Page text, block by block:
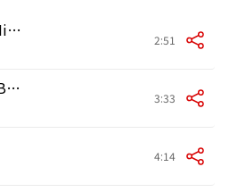
Wasted Sunset (Miss My Kid) 2:51
I Wanted This to Be Your Song 3:33
4:14